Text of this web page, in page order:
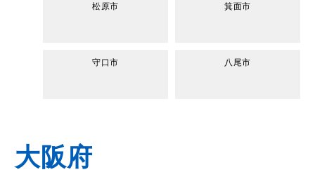
松原市 箕面市
守口市 八尾市
大阪府